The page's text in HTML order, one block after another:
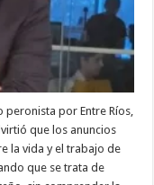
peronista por Entre Ríos,
que los anuncios
la vida y el trabajo de
que se trata de